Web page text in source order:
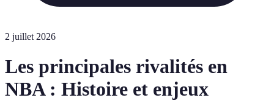
2 juillet 2026
Les principales rivalités en
NBA : Histoire et enjeux